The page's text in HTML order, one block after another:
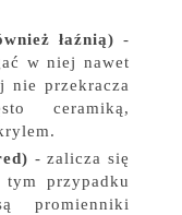
łaźnią) -
w niej nawet
nie przekracza
ceramiką,
- zalicza się
przypadku
promienniki